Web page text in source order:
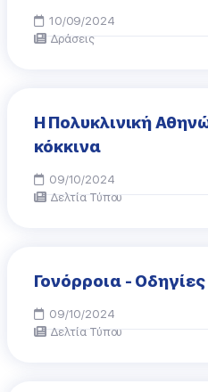
10/09/2024
Δράσεις
Η Πολυκλινική
κόκκινα
09/10/2024
Δελτία Τύπου
Γονόρροια -
09/10/2024
Δελτία Τύπου